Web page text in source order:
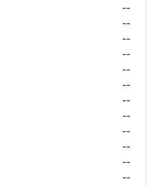
--
--
--
--
--
--
--
--
--
--
--
--